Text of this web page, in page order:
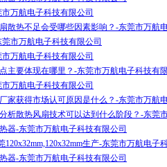
万航电子科技有限公司
散热不足会受哪些因素影响？-东莞市万航
市万航电子科技有限公司
万航电子科技有限公司
主要体现在哪里？-东莞市万航电子科技有
万航电子科技有限公司
家获得市场认可原因是什么？-东莞市万航
析散热风扇技术可以达到什么阶段？-东莞
器-东莞市万航电子科技有限公司
120x32mm,120x32mm生产-东莞市万航电子
器-东莞市万航电子科技有限公司